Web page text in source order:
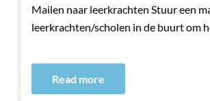
Mailen naar leerkrachten Stuur een
leerkrachten/scholen in de buurt om
Read more